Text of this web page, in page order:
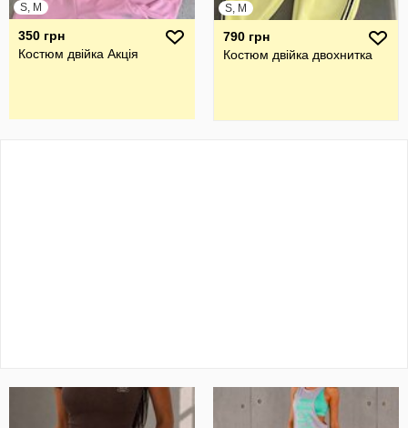
S, M
350 грн
Костюм двійка Акція
S, M
790 грн
Костюм двійка двохнитка